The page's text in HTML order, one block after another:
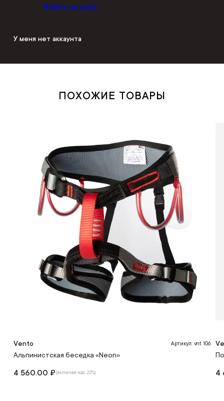
Войти на сайт
У меня нет аккаунта
ПОХОЖИЕ ТОВАРЫ
Vento Артикул: vnt 106
Альпинистская беседка «Neon»
4 560.00 ₽(включая ндс 22%) 4